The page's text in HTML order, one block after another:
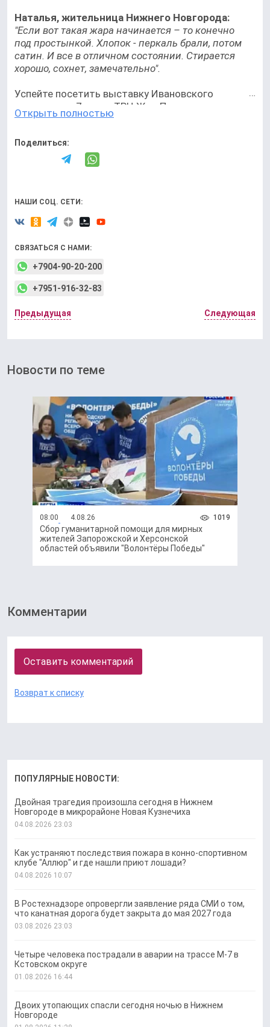
Открыть полностью
Наталья, жительница Нижнего Новгорода:
"Если вот такая жара начинается – то конечно
под простынкой. Хлопок - перкаль брали, потом
сатин. И все в отличном состоянии. Стирается
хорошо, сохнет, замечательно".
Успейте посетить выставку Ивановского
текстиля до 7 июня. ТРЦ Жар-Птица,
пл.Советская 5, -1 этаж.
Чтобы не пропустить важнейшие
Telegram
19 мая 2026 год ГТРК «Нижний Новгород» (видео)
Поделиться:
НАШИ СОЦ. СЕТИ:
СВЯЗАТЬСЯ С НАМИ:
+7904-90-20-200
+7951-916-32-83
Предыдущая Следующая
Новости по теме
08:00 4.08.26 1019
Сбор гуманитарной помощи для мирных
жителей Запорожской и Херсонской
областей объявили "Волонтёры Победы"
Комментарии
Оставить комментарий
Возврат к списку
ПОПУЛЯРНЫЕ НОВОСТИ:
Двойная трагедия произошла сегодня в Нижнем
Новгороде в микрорайоне Новая Кузнечиха
04.08.2026 23:03
Как устраняют последствия пожара в конно-спортивном
клубе "Аллюр" и где нашли приют лошади?
04.08.2026 10:07
В Ростехнадзоре опровергли заявление ряда СМИ о том,
что канатная дорога будет закрыта до мая 2027 года
03.08.2026 23:03
Четыре человека пострадали в аварии на трассе М-7 в
Кстовском округе
01.08.2026 16:44
Двоих утопающих спасли сегодня ночью в Нижнем
Новгороде